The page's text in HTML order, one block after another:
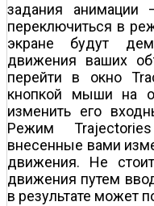
задания анимации
переключиться в
экране будут
движения ваших
перейти в окно
кнопкой мыши на
изменить его
Режим
внесенные вами
движения. Не
движения путем
в результате может